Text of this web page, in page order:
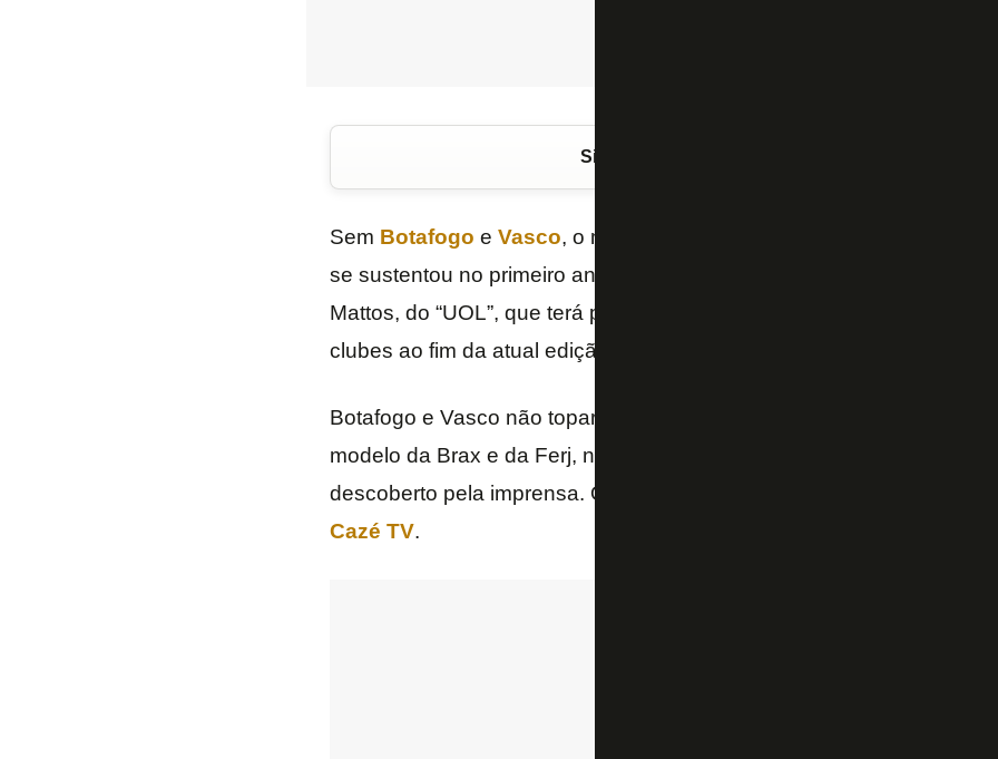
Siga o FogãoNET
Sem Botafogo e Vasco, o modelo para direitos de TV do
se sustentou no primeiro ano. Parceira da
Mattos, do “UOL”, que terá prejuízo em 2023 e revelou que fará
clubes ao fim da atual edição do Estadual.
Botafogo e Vasco não toparam assinar o contrato coletivo de TV por
modelo da Brax e da Ferj, na qual o
descoberto pela imprensa. Os clubes preferiram ir por outro caminho
Cazé TV.